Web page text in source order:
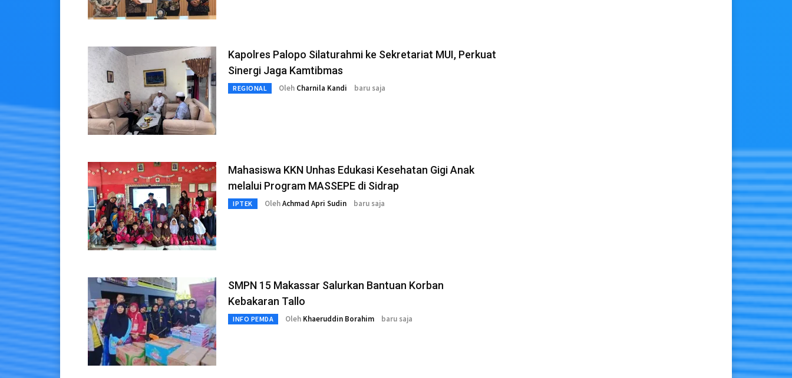
Kapolres Palopo Silaturahmi ke Sekretariat MUI, Perkuat
Sinergi Jaga Kamtibmas
REGIONAL Oleh Charnila Kandi baru saja
Mahasiswa KKN Unhas Edukasi Kesehatan Gigi Anak
melalui Program MASSEPE di Sidrap
IPTEK OlehAchmad Apri Sudin baru saja
SMPN 15 Makassar Salurkan Bantuan Korban
Kebakaran Tallo
INFO PEMDA Oleh Khaeruddin Borahim baru saja